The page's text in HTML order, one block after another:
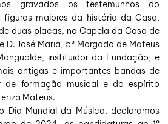
gravados os testemunhos do
maiores da história da Casa,
duas placas, na Capela da Casa de
D. José Maria, 5º Morgado de Mateus
instituidor da Fundação, e
antigas e importantes bandas de
de formação musical e do espírito
Mateus.
Dia Mundial da Música, declaramos